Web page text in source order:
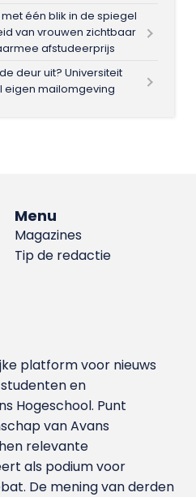
één blik in de spiegel
van vrouwen zichtbaar
afstudeerprijs
deur uit? Universiteit
eigen mailomgeving
Menu
Magazines
Tip de redactie
platform voor nieuws
en
Hoge­school. Punt
van Avans
relevante
als podium voor
De mening van derden